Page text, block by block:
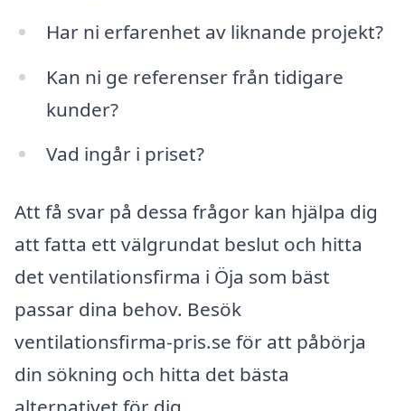
Har ni erfarenhet av liknande projekt?
Kan ni ge referenser från tidigare
kunder?
Vad ingår i priset?
Att få svar på dessa frågor kan hjälpa dig
att fatta ett välgrundat beslut och hitta
det ventilationsfirma i Öja som bäst
passar dina behov. Besök
ventilationsfirma-pris.se för att påbörja
din sökning och hitta det bästa